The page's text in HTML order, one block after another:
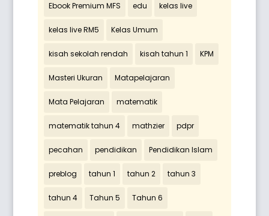
Ebook Premium MFS edu kelas live
kelas live RM5 Kelas Umum
kisah sekolah rendah kisah tahun 1 KPM
Masteri Ukuran Matapelajaran
Mata Pelajaran matematik
matematik tahun 4 mathzier pdpr
pecahan pendidikan Pendidikan Islam
preblog tahun 1 tahun 2 tahun 3
tahun 4 Tahun 5 Tahun 6